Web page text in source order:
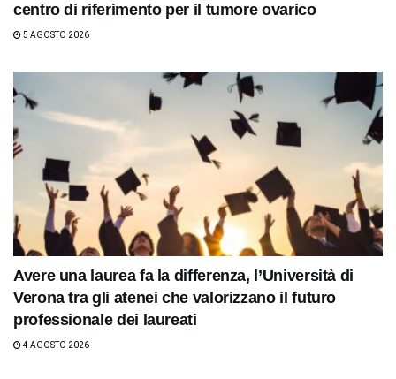
centro di riferimento per il tumore ovarico
5 AGOSTO 2026
Avere una laurea fa la differenza, l’Università di
Verona tra gli atenei che valorizzano il futuro
professionale dei laureati
4 AGOSTO 2026